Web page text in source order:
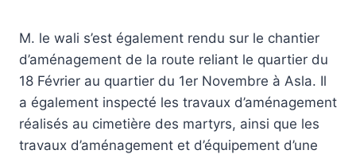
M. le wali s’est également rendu sur le chantier
d’aménagement de la route reliant le quartier du
18 Février au quartier du 1er Novembre à Asla. Il
a également inspecté les travaux d’aménagement
réalisés au cimetière des martyrs, ainsi que les
travaux d’aménagement et d’équipement d’une